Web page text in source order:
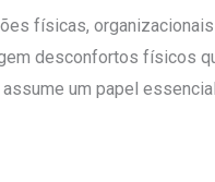
físicas,
desconfortos físicos
um papel